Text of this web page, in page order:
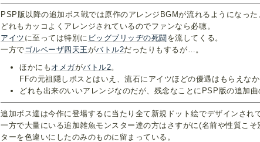
PSP版以降の追加ボス戦では原作のアレンジBGMが流れるようになった
どれもカッコよくアレンジされているのでファンなら必聴。
アイツ に至っては特別に ビッグブリッヂの死闘 を流してくる。
一方でゴルベーザ四天王がバトル2だったりもするが…。
ほかにも オメガがバトル2。
FFの元祖隠しボスとはいえ、流石にアイツほどの優遇はもらえなか
どれも出来のいいアレンジなのだが、残念なことにPSP版の追加曲
追加ボス達は今作に登場するに当たり全て新規ドット絵でデザインされ
一方で大量にいる追加雑魚モンスター達の方はさすがに(名前や性質こ
ターを色違いにしたのみのものに留まっている。